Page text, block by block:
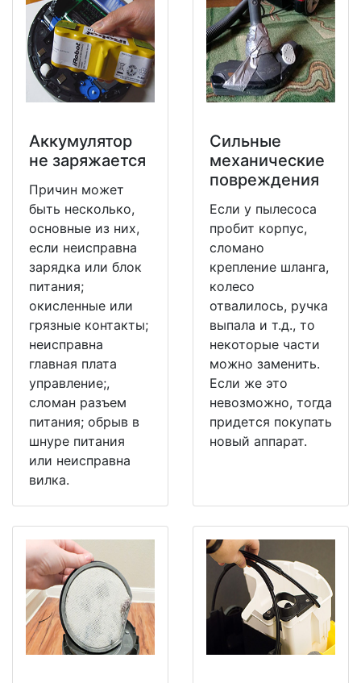
Аккумулятор
не заряжается
Причин может
быть несколько,
основные из них,
если неисправна
зарядка или блок
питания;
окисленные или
грязные контакты;
неисправна
главная плата
управление;,
сломан разъем
питания; обрыв в
шнуре питания
или неисправна
вилка.
Сильные
механические
повреждения
Если у пылесоса
пробит корпус,
сломано
крепление шланга,
колесо
отвалилось, ручка
выпала и т.д., то
некоторые части
можно заменить.
Если же это
невозможно, тогда
придется покупать
новый аппарат.